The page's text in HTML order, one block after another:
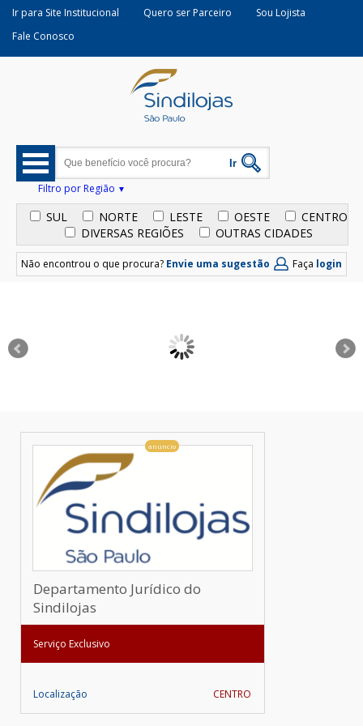
Ir para Site Institucional Quero ser Parceiro
Sou Lojista
Fale Conosco
Filtro por Região
SUL NORTE LESTE OESTE
CENTRO
DIVERSAS REGIÕES
OUTRAS CIDADES
Não encontrou o que procura? Envie uma sugestão Faça login
anúncio
Departamento Jurídico do
Sindilojas
Serviço Exclusivo
Localização CENTRO